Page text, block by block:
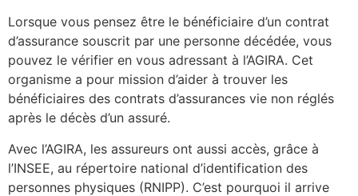
Lorsque vous pensez être le bénéficiaire d’un contrat
d’assurance souscrit par une personne décédée, vous
pouvez le vérifier en vous adressant à l’AGIRA. Cet
organisme a pour mission d’aider à trouver les
bénéficiaires des contrats d’assurances vie non réglés
après le décès d’un assuré.
Avec l’AGIRA, les assureurs ont aussi accès, grâce à
l’INSEE, au répertoire national d’identification des
personnes physiques (RNIPP). C’est pourquoi il arrive